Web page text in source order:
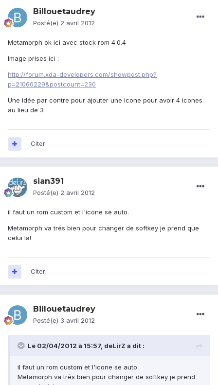
Billouetaudrey
Posté(e) 2 avril 2012
Metamorph ok ici avec stock rom 4.0.4
Image prises ici :
http://forum.xda-developers.com/showpost.php?
p=21066229&postcount=230
Une idée par contre pour ajouter une icone pour avoir 4 icones
au lieu de 3
Citer
sian391
Posté(e) 2 avril 2012
il faut un rom custom et l'icone se auto.
Metamorph va trés bien pour changer de softkey je prend que
celui la!
Citer
Billouetaudrey
Posté(e) 3 avril 2012
Le 02/04/2012 à 15:57, deLirZ a dit :
il faut un rom custom et l'icone se auto.
Metamorph va trés bien pour changer de softkey je prend